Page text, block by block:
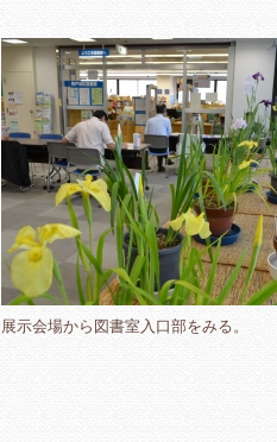
展示会場から図書室入口部をみる。